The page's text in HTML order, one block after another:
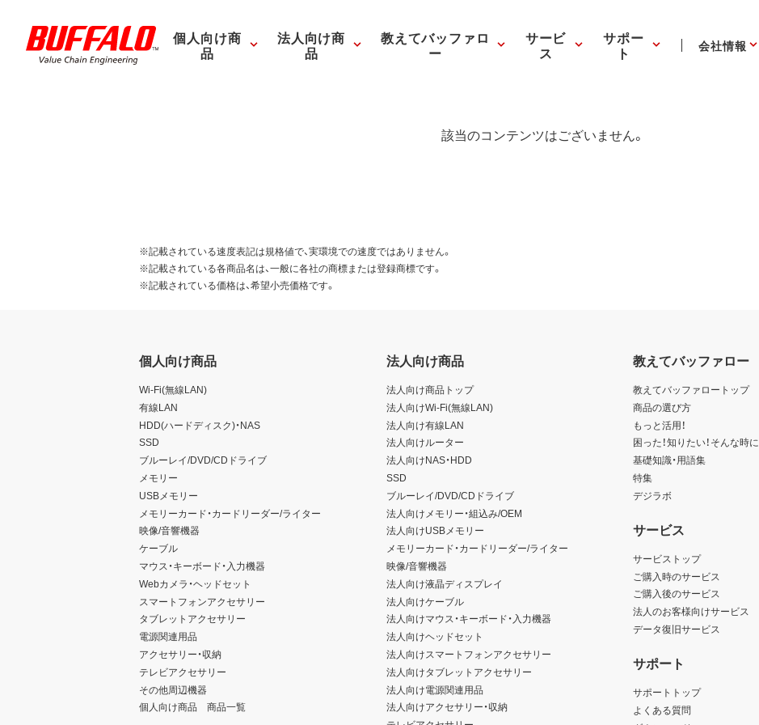
個人向け商
品
法人向け商
品
教えてバッファロ
ー
サービ
ス
サポー
ト 会社情報
該当のコンテンツはございません。
※記載されている速度表記は規格値で、実環境での速度ではありません。
※記載されている各商品名は、一般に各社の商標または登録商標です。
※記載されている価格は、希望小売価格です。
個人向け商品
Wi-Fi(無線LAN)
有線LAN
HDD(ハードディスク)・NAS
SSD
ブルーレイ/DVD/CDドライブ
メモリー
USBメモリー
メモリーカード・カードリーダー/ライター
映像/音響機器
ケーブル
マウス・キーボード・入力機器
Webカメラ・ヘッドセット
スマートフォンアクセサリー
タブレットアクセサリー
電源関連用品
アクセサリー・収納
テレビアクセサリー
その他周辺機器
個人向け商品 商品一覧
法人向け商品
法人向け商品トップ
法人向けWi-Fi(無線LAN)
法人向け有線LAN
法人向けルーター
法人向けNAS・HDD
SSD
ブルーレイ/DVD/CDドライブ
法人向けメモリー・組込み/OEM
法人向けUSBメモリー
メモリーカード・カードリーダー/ライター
映像/音響機器
法人向け液晶ディスプレイ
法人向けケーブル
法人向けマウス・キーボード・入力機器
法人向けヘッドセット
法人向けスマートフォンアクセサリー
法人向けタブレットアクセサリー
法人向け電源関連用品
法人向けアクセサリー・収納
教えてバッファロー
教えてバッファロートップ
商品の選び方
もっと活用！
困った！知りたい！そんな時に
基礎知識・用語集
特集
デジラボ
サービス
サービストップ
ご購入時のサービス
ご購入後のサービス
法人のお客様向けサービス
データ復旧サービス
サポート
サポートトップ
よくある質問